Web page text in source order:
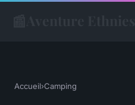
Accueil›Camping